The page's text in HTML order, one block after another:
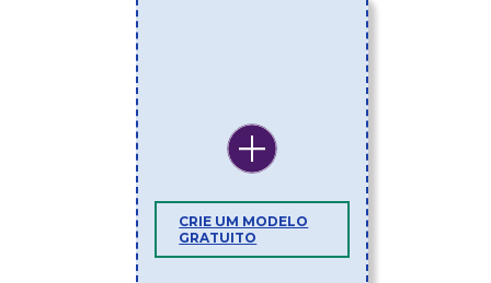
CRIE UM MODELO
GRATUITO